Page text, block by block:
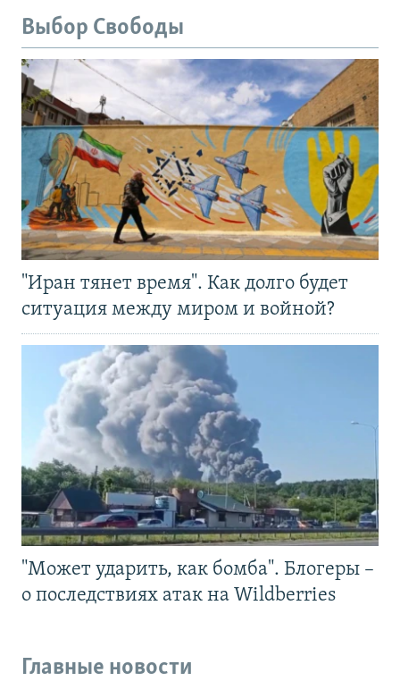
Выбор Свободы
"Иран тянет время". Как долго будет
ситуация между миром и войной?
"Может ударить, как бомба". Блогеры –
о последствиях атак на Wildberries
Главные новости